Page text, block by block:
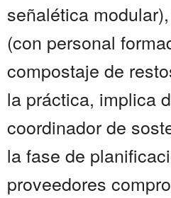
señalética
(con personal
compostaje de
la práctica, implica
coordinador de
la fase de
proveedores